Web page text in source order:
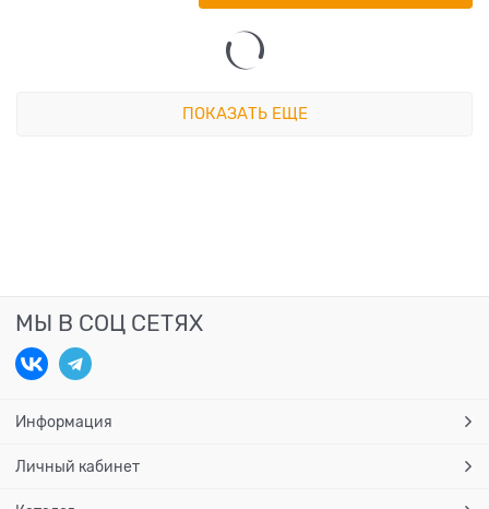
ПОКАЗАТЬ ЕЩЕ
МЫ В СОЦ СЕТЯХ
Информация
Личный кабинет